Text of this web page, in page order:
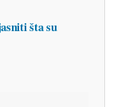
šta su